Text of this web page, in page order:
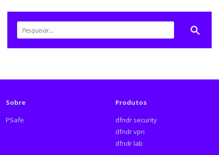
Sobre
PSafe
Produtos
dfndr security
dfndr vpn
dfndr lab